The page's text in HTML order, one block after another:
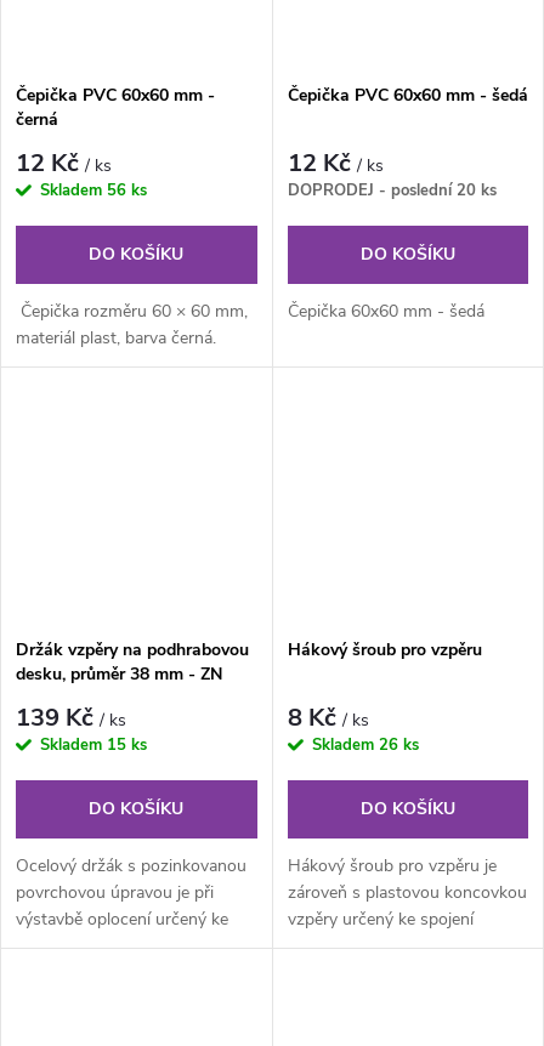
Čepička PVC 60x60 mm -
černá
12 Kč/ ks
Skladem 56 ks
DO KOŠÍKU
Čepička rozměru 60 × 60 mm,
materiál plast, barva černá.
Čepička PVC 60x60 mm - šedá
12 Kč/ ks
DOPRODEJ - poslední20 ks
DO KOŠÍKU
Čepička 60x60 mm - šedá
Držák vzpěry na podhrabovou
desku, průměr 38 mm - ZN
139 Kč/ ks
Skladem 15 ks
DO KOŠÍKU
Ocelový držák s pozinkovanou
povrchovou úpravou je při
výstavbě oplocení určený ke
spojení plotové vzpěry s...
Hákový šroub pro vzpěru
8 Kč/ ks
Skladem 26 ks
DO KOŠÍKU
Hákový šroub pro vzpěru je
zároveň s plastovou koncovkou
vzpěry určený ke spojení
plotové vzpěry a sloupku při